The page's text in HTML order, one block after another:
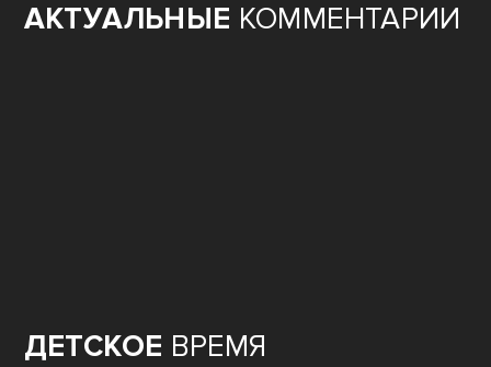
АКТУАЛЬНЫЕ КОММЕНТАРИИ
ДЕТСКОЕ ВРЕМЯ